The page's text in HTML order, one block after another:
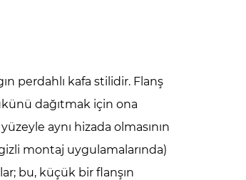
perdahlı kafa stilidir. Flanş
dağıtmak için ona
aynı hizada olmasının
montaj uygulamalarında)
bu, küçük bir flanşın